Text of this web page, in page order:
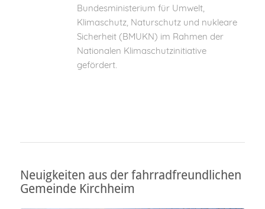
Bundesministerium für Umwelt,
Klimaschutz, Naturschutz und nukleare
Sicherheit (BMUKN) im Rahmen der
Nationalen Klimaschutzinitiative
gefördert.
Neuigkeiten aus der fahrradfreundlichen
Gemeinde Kirchheim